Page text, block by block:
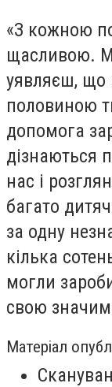
«З кожною
щасливою.
уявляєш, що
половиною
допомога
дізнаються
нас і
багато
за одну
кілька
могли
свою
Матеріал